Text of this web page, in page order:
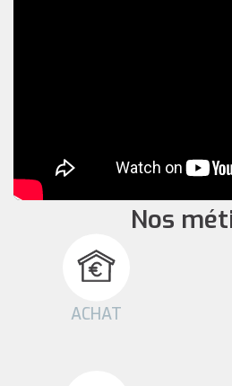
Nos
ACHAT